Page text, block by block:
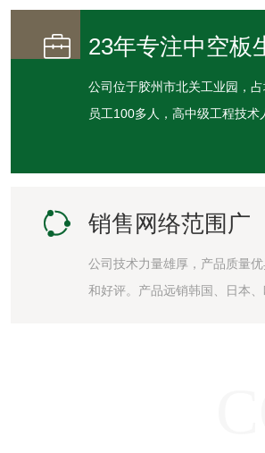
 23年专注中空板
公司位于胶州市北关工业园，
员工100多人，高中级工程技术
 销售网络范围广
公司技术力量雄厚，产品质量
和好评。产品远销韩国、日本